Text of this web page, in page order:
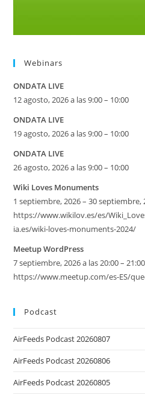
Webinars
ONDATA LIVE
12 agosto, 2026 a las 9:00 – 10:00
ONDATA LIVE
19 agosto, 2026 a las 9:00 – 10:00
ONDATA LIVE
26 agosto, 2026 a las 9:00 – 10:00
Wiki Loves Monuments
1 septiembre, 2026 – 30 septiembre,
https://www.wikilov.es/es/
ia.es/wiki-loves-monuments-2024/
Meetup WordPress
7 septiembre, 2026 a las 20:00 – 21:00
https://www.meetup.com/es-ES/
Podcast
AirFeeds Podcast 20260807
AirFeeds Podcast 20260806
AirFeeds Podcast 20260805